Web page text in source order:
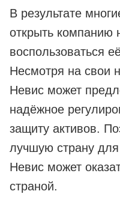
В результате
открыть компанию
воспользоваться
Несмотря на свои
Невис может
надёжное
защиту активов.
лучшую страну
Невис может
страной.